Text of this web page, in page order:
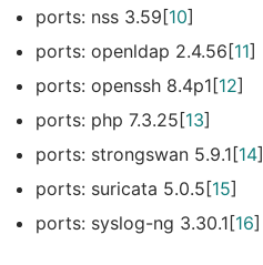
ports: nss 3.59[10]
ports: openldap 2.4.56[11]
ports: openssh 8.4p1[12]
ports: php 7.3.25[13]
ports: strongswan 5.9.1[14]
ports: suricata 5.0.5[15]
ports: syslog-ng 3.30.1[16]